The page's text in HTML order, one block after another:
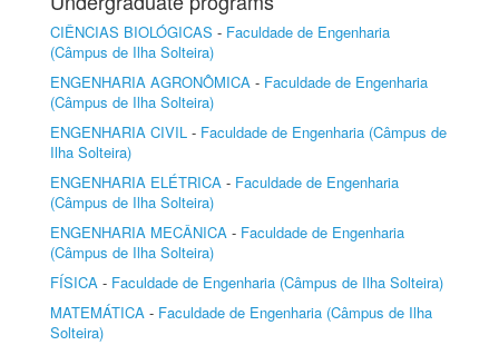
CIÊNCIAS BIOLÓGICAS - Faculdade de Engenharia
(Câmpus de Ilha Solteira)
ENGENHARIA AGRONÔMICA - Faculdade de Engenharia
(Câmpus de Ilha Solteira)
ENGENHARIA CIVIL - Faculdade de Engenharia (Câmpus de
Ilha Solteira)
ENGENHARIA ELÉTRICA - Faculdade de Engenharia
(Câmpus de Ilha Solteira)
ENGENHARIA MECÂNICA - Faculdade de Engenharia
(Câmpus de Ilha Solteira)
FÍSICA - Faculdade de Engenharia (Câmpus de Ilha Solteira)
MATEMÁTICA - Faculdade de Engenharia (Câmpus de Ilha
Solteira)